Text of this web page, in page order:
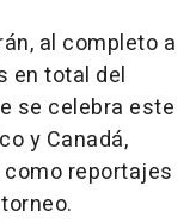
al completo a
en total del
se celebra este
y Canadá,
reportajes